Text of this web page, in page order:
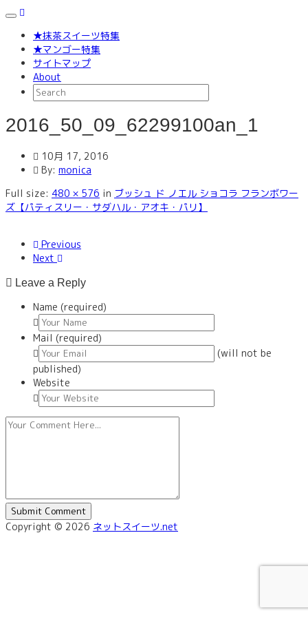
Toggle
navigation
★抹茶スイーツ特集
★マンゴー特集
サイトマップ
About
2016_50_09_62299100an_1
10月 17, 2016
By: monica
Full size: 480 × 576 in ブッシュ ド ノエル ショコラ フランボワー
ズ【パティスリー・サダハル・アオキ・パリ】
Previous
Next
Leave a Reply
Name (required)
Mail (required)
(will not be
published)
Website
Copyright © 2026 ネットスイーツ.net